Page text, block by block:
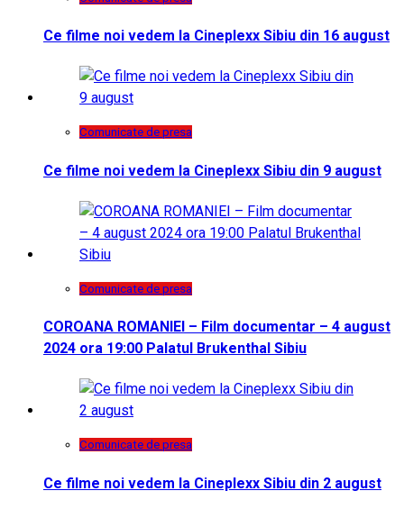
Ce filme noi vedem la Cineplexx Sibiu din 16 august
Comunicate de presa
Ce filme noi vedem la Cineplexx Sibiu din 9 august
Comunicate de presa
COROANA ROMANIEI – Film documentar – 4 august
2024 ora 19:00 Palatul Brukenthal Sibiu
Comunicate de presa
Ce filme noi vedem la Cineplexx Sibiu din 2 august